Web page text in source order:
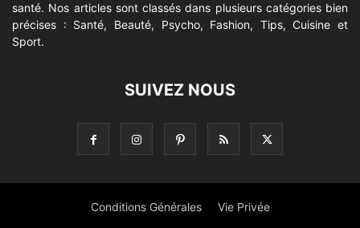
santé. Nos articles sont classés dans plusieurs catégories bien
précises : Santé, Beauté, Psycho, Fashion, Tips, Cuisine et
Sport.
SUIVEZ NOUS
Conditions Générales Vie Privée